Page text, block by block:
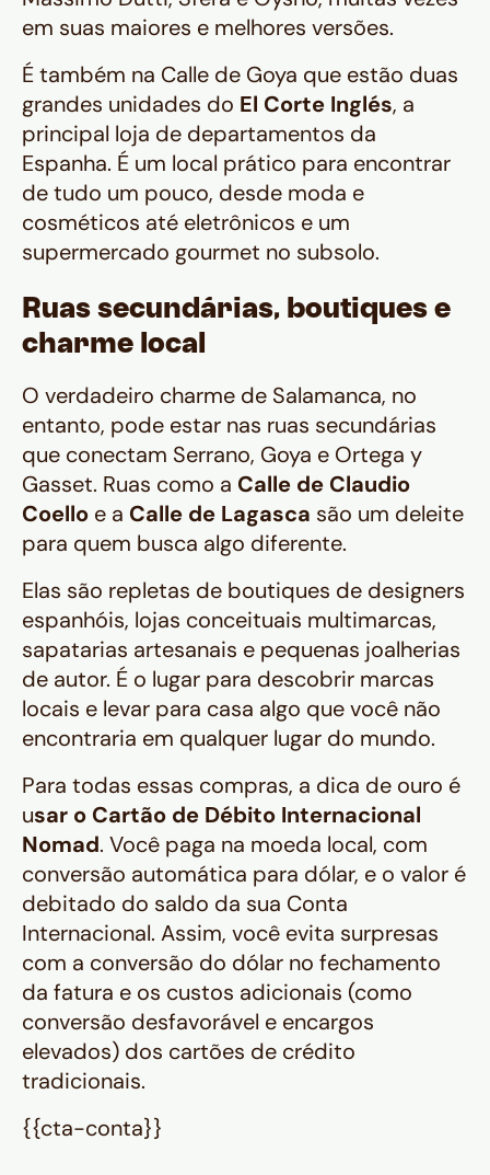
em suas maiores e melhores versões.
É também na Calle de Goya que estão duas
grandes unidades do El Corte Inglés, a
principal loja de departamentos da
Espanha. É um local prático para encontrar
de tudo um pouco, desde moda e
cosméticos até eletrônicos e um
supermercado gourmet no subsolo.
Ruas secundárias, boutiques e
charme local
O verdadeiro charme de Salamanca, no
entanto, pode estar nas ruas secundárias
que conectam Serrano, Goya e Ortega y
Gasset. Ruas como a Calle de Claudio
Coello e a Calle de Lagasca são um deleite
para quem busca algo diferente.
Elas são repletas de boutiques de designers
espanhóis, lojas conceituais multimarcas,
sapatarias artesanais e pequenas joalherias
de autor. É o lugar para descobrir marcas
locais e levar para casa algo que você não
encontraria em qualquer lugar do mundo.
Para todas essas compras, a dica de ouro é
usar o Cartão de Débito Internacional
Nomad. Você paga na moeda local, com
conversão automática para dólar, e o valor é
debitado do saldo da sua Conta
Internacional. Assim, você evita surpresas
com a conversão do dólar no fechamento
da fatura e os custos adicionais (como
conversão desfavorável e encargos
elevados) dos cartões de crédito
tradicionais.
{{cta-conta}}